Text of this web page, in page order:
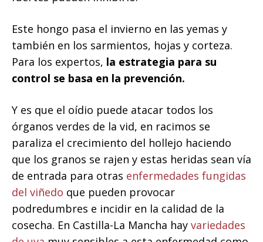
Este hongo pasa el invierno en las yemas y
también en los sarmientos, hojas y corteza.
Para los expertos, la estrategia para su
control se basa en la prevención.
Y es que el oídio puede atacar todos los
órganos verdes de la vid, en racimos se
paraliza el crecimiento del hollejo haciendo
que los granos se rajen y estas heridas sean vía
de entrada para otras enfermedades fungidas
del viñedo que pueden provocar
podredumbres e incidir en la calidad de la
cosecha. En Castilla-La Mancha hay variedades